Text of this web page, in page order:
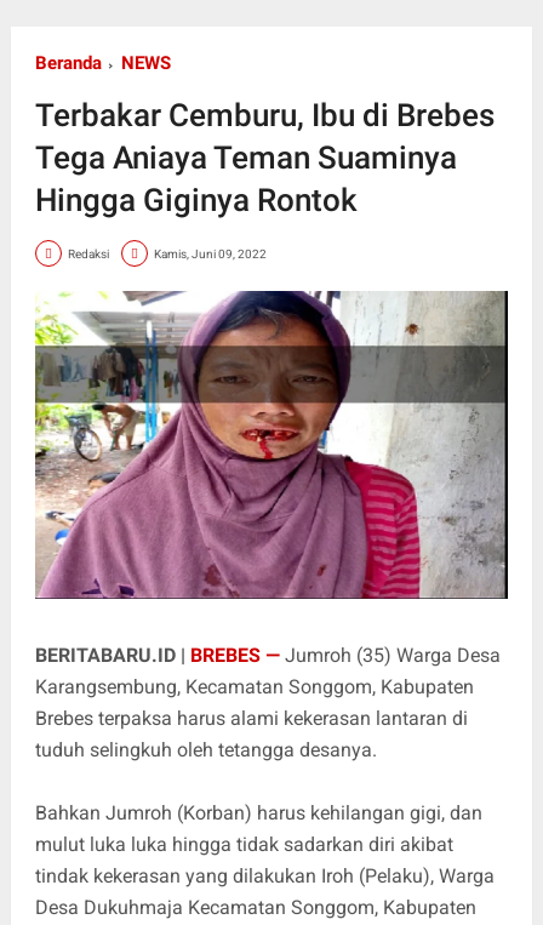
Beranda NEWS
Terbakar Cemburu, Ibu di Brebes
Tega Aniaya Teman Suaminya
Hingga Giginya Rontok
Redaksi Kamis, Juni 09, 2022
BERITABARU.ID | BREBES — Jumroh (35) Warga Desa
Karangsembung, Kecamatan Songgom, Kabupaten
Brebes terpaksa harus alami kekerasan lantaran di
tuduh selingkuh oleh tetangga desanya.
Bahkan Jumroh (Korban) harus kehilangan gigi, dan
mulut luka luka hingga tidak sadarkan diri akibat
tindak kekerasan yang dilakukan Iroh (Pelaku), Warga
Desa Dukuhmaja Kecamatan Songgom, Kabupaten